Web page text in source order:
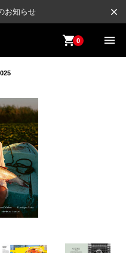
お知らせ close
shopping_cart0 menu